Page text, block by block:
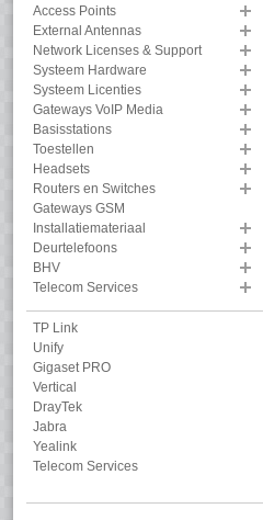
Access Points
External Antennas
Network Licenses & Support
Systeem Hardware
Systeem Licenties
Gateways VoIP Media
Basisstations
Toestellen
Headsets
Routers en Switches
Gateways GSM
Installatiemateriaal
Deurtelefoons
BHV
Telecom Services
TP Link
Unify
Gigaset PRO
Vertical
DrayTek
Jabra
Yealink
Telecom Services